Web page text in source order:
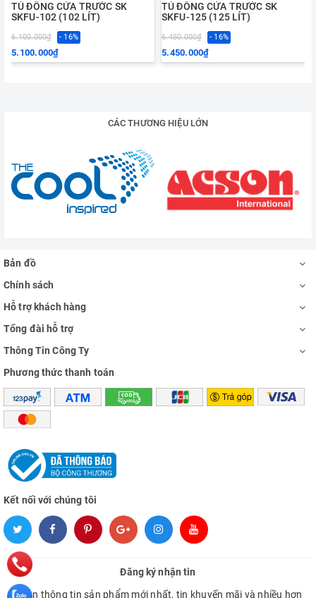
TỦ ĐÔNG CỬA TRƯỚC SK
SKFU-102 (102 LÍT)
6.100.000₫ - 16%
5.100.000₫
TỦ ĐÔNG CỬA TRƯỚC SK
SKFU-125 (125 LÍT)
6.450.000₫ - 16%
5.450.000₫
CÁC THƯƠNG HIỆU LỚN
Bản đồ
Chính sách
Hỗ trợ khách hàng
Tổng đài hỗ trợ
Thông Tin Công Ty
Phương thức thanh toán
Kết nối với chúng tôi
Đăng ký nhận tin
Nhận thông tin sản phẩm mới nhất, tin khuyến mãi và nhiều hơn